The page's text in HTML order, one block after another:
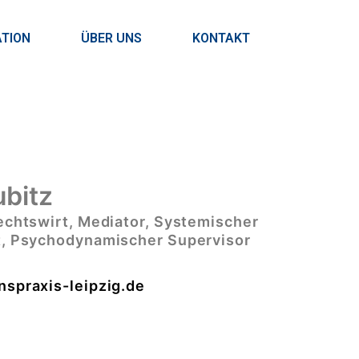
ÜBER UNS KONTAKT
Mediator, Systemischer
Psychodynamischer Supervisor
leipzig.de